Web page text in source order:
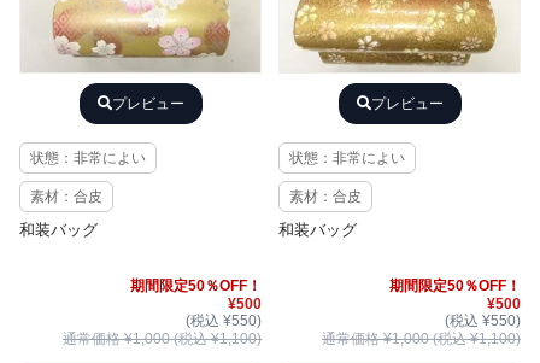
プレビュー
状態：非常によい
素材：合皮
和装バッグ
期間限定50％OFF！
¥500
(税込 ¥550)
通常価格 ¥1,000 (税込 ¥1,100)
プレビュー
状態：非常によい
素材：合皮
和装バッグ
期間限定50％OFF！
¥500
(税込 ¥550)
通常価格 ¥1,000 (税込 ¥1,100)